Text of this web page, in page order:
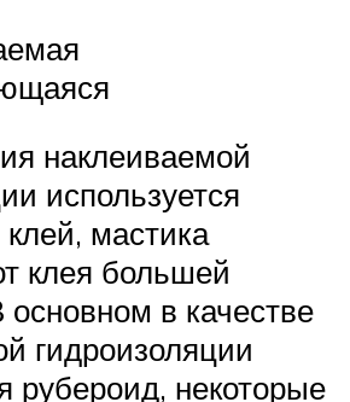
наклеиваемой
используется
мастика
клея большей
основном в качестве
гидроизоляции
рубероид, некоторые